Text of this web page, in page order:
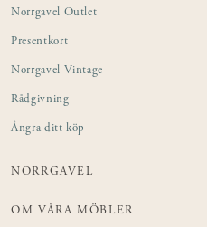
Norrgavel Outlet
Presentkort
Norrgavel Vintage
Rådgivning
Ångra ditt köp
NORRGAVEL
OM VÅRA MÖBLER